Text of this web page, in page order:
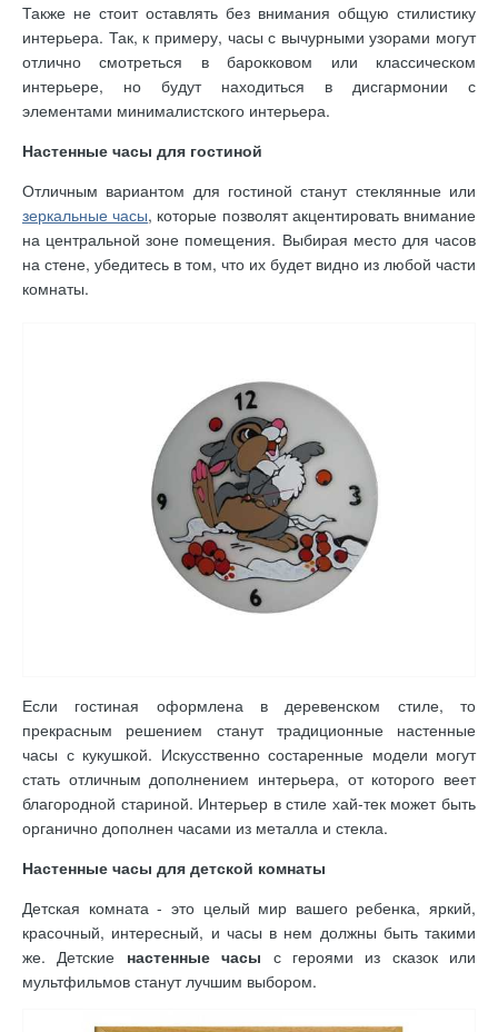
Также не стоит оставлять без внимания общую стилистику
интерьера. Так, к примеру, часы с вычурными узорами могут
отлично смотреться в барокковом или классическом
интерьере, но будут находиться в дисгармонии с
элементами минималистского интерьера.
Настенные часы для гостиной
Отличным вариантом для гостиной станут стеклянные или
зеркальные часы, которые позволят акцентировать внимание
на центральной зоне помещения. Выбирая место для часов
на стене, убедитесь в том, что их будет видно из любой части
комнаты.
Если гостиная оформлена в деревенском стиле, то
прекрасным решением станут традиционные настенные
часы с кукушкой. Искусственно состаренные модели могут
стать отличным дополнением интерьера, от которого веет
благородной стариной. Интерьер в стиле хай-тек может быть
органично дополнен часами из металла и стекла.
Настенные часы для детской комнаты
Детская комната - это целый мир вашего ребенка, яркий,
красочный, интересный, и часы в нем должны быть такими
же. Детские настенные часы с героями из сказок или
мультфильмов станут лучшим выбором.